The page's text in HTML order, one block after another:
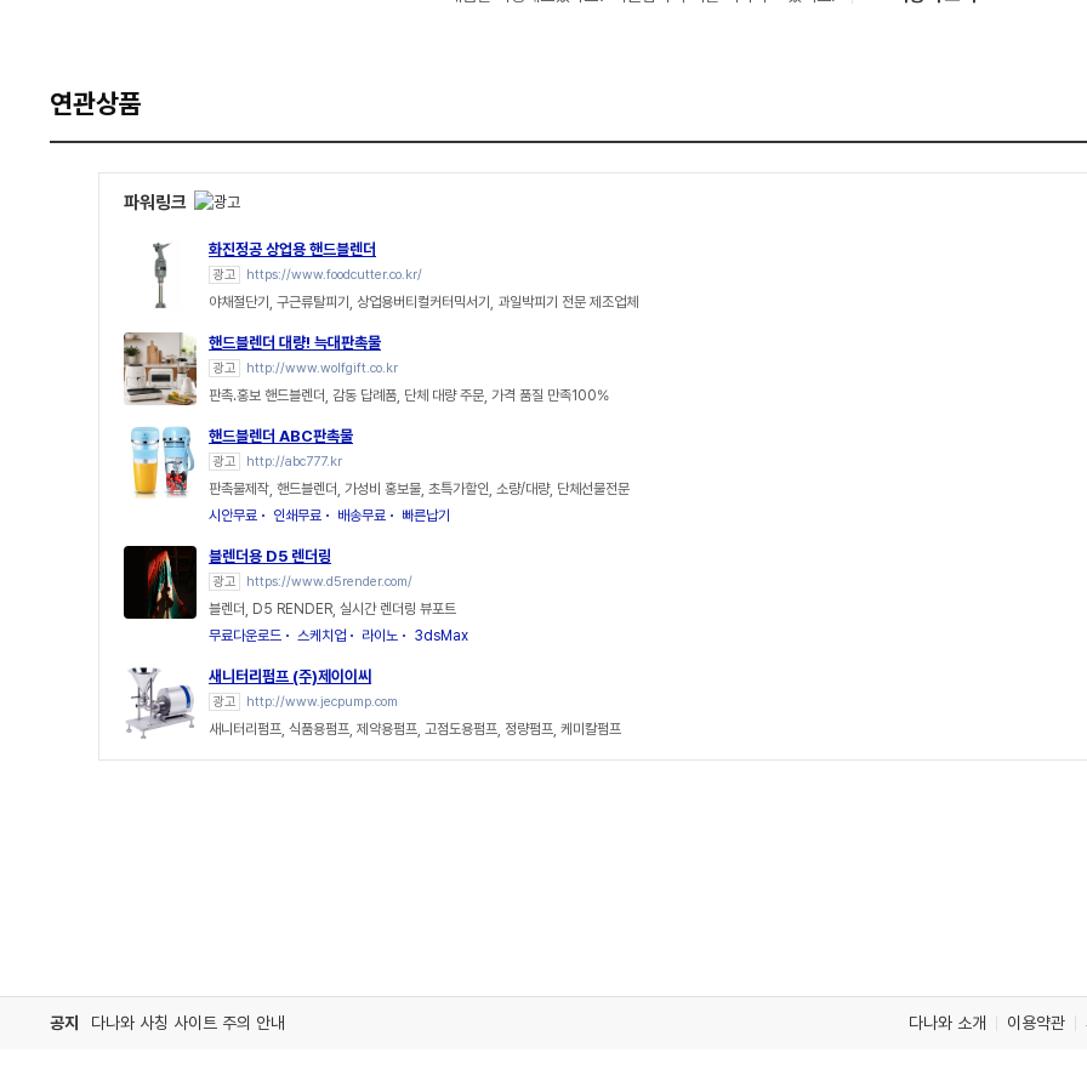
연관상품
파워링크
화진정공 상업용 핸드블렌더
광고 https://www.foodcutter.co.kr/
야채절단기, 구근류탈피기, 상업용버티컬커터믹서기, 과일박피기 전문 제조업체
핸드블렌더 대량! 늑대판촉물
광고 http://www.wolfgift.co.kr
판촉.홍보 핸드블렌더, 감동 답례품, 단체 대량 주문, 가격 품질 만족100%
핸드블렌더 ABC판촉물
광고 http://abc777.kr
판촉물제작, 핸드블렌더, 가성비 홍보물, 초특가할인, 소량/대량, 단체선물전문
시안무료
인쇄무료 배송무료 빠른납기
블렌더용 D5 렌더링
광고 https://www.d5render.com/
블렌더, D5 RENDER, 실시간 렌더링 뷰포트
무료다운로드
스케치업 라이노 3dsMax
새니터리펌프 (주)제이이씨
광고 http://www.jecpump.com
새니터리펌프, 식품용펌프, 제약용펌프, 고점도용펌프, 정량펌프, 케미칼펌프
공지 다나와 사칭 사이트 주의 안내 다나와 소개 이용약관